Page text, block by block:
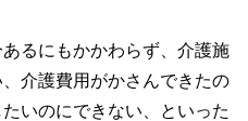
るにもかかわらず、介護施
介護費用がかさんできたの
いのにできない、といった